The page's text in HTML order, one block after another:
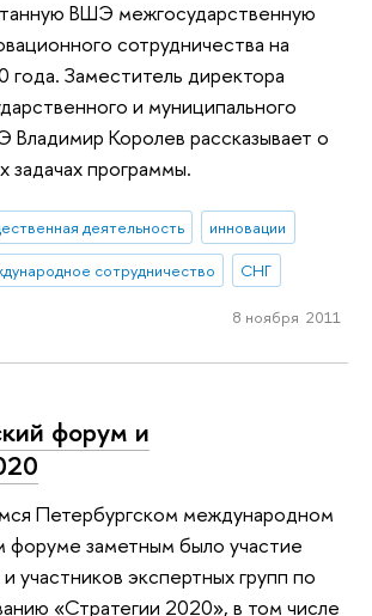
ВШЭ межгосударственную
сотрудничества на
Заместитель директора
и муниципального
Владимир Королев рассказывает о
задачах программы.
деятельность
инновации
сотрудничество СНГ
8 ноября 2011
форум и
Петербургском международном
форуме заметным было участие
участников экспертных групп по
«Стратегии 2020», в том числе